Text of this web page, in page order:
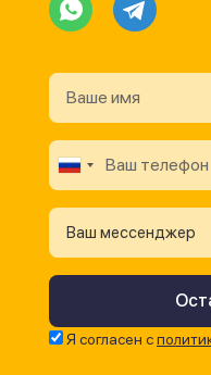
Ваш мессенджер
Я согласен с